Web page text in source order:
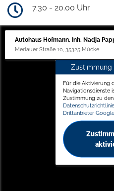
7.30 - 20.00 Uhr
Autohaus Hofmann, Inh. Nadja
Merlauer Straße 10, 35325 Mücke
Für die Aktivierung
Navigationsdienste
Zustimmung zu den
Drittanbieter